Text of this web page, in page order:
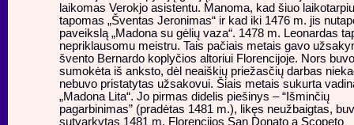
laikomas Verokjo asistentu. Manoma, kad šiuo laikotarpiu
tapomas „Šventas Jeronimas“ ir kad iki 1476 m. jis
paveikslą „Madona su gėlių vaza“. 1478 m. Leonardas
nepriklausomu meistru. Tais pačiais metais gavo
švento Bernardo koplyčios altoriui Florencijoje. Nors buvo
sumokėta iš anksto, dėl neaiškių priežasčių darbas
nebuvo pristatytas užsakovui. Šiais metais sukurta
„Madona Lita“. Jo pirmas didelis piešinys – “Išminčių
pagarbinimas” (pradėtas 1481 m.), likęs neužbaigtas,
sutvarkytas 1481 m. Florencijos San Donato a Scopeto